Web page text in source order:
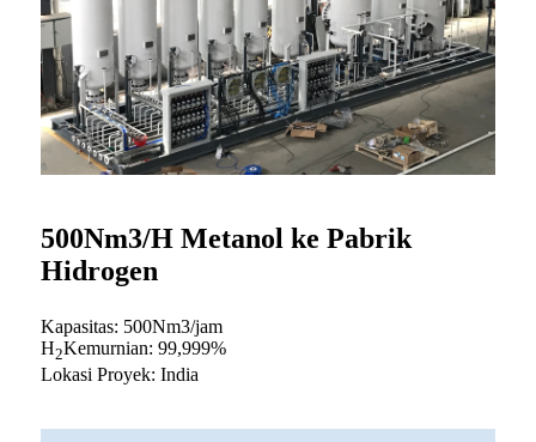
500Nm3/H Metanol ke Pabrik
Hidrogen
Kapasitas: 500Nm3/jam
H2Kemurnian: 99,999%
Lokasi Proyek: India